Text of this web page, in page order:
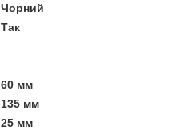
Чорний
Так
60 мм
135 мм
25 мм